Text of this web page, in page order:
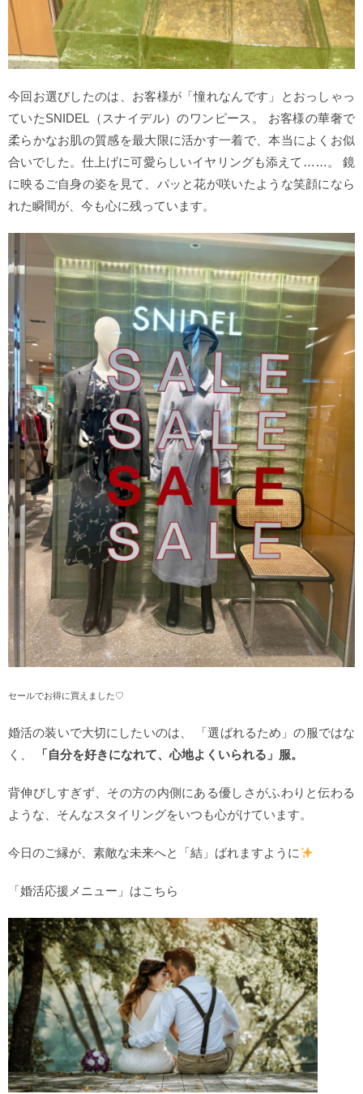
今回お選びしたのは、お客様が「憧れなんです」とおっしゃっ
ていたSNIDEL（スナイデル）のワンピース。 お客様の華奢で
柔らかなお肌の質感を最大限に活かす一着で、本当によくお似
合いでした。仕上げに可愛らしいイヤリングも添えて……。 鏡
に映るご自身の姿を見て、パッと花が咲いたような笑顔になら
れた瞬間が、今も心に残っています。
セールでお得に買えました♡
婚活の装いで大切にしたいのは、 「選ばれるため」の服ではな
く、
「自分を好きになれて、心地よくいられる」服。
背伸びしすぎず、その方の内側にある優しさがふわりと伝わる
ような、そんなスタイリングをいつも心がけています。
今日のご縁が、素敵な未来へと「結」ばれますように
「婚活応援メニュー」はこちら